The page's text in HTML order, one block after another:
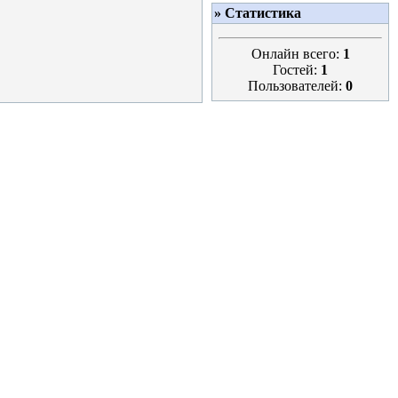
» Статистика
Онлайн всего: 1
Гостей: 1
Пользователей: 0